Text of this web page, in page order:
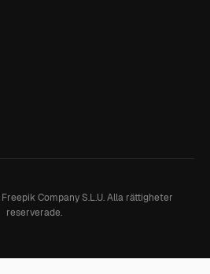
Freepik Company S.L.U.Alla rättigheter
reserverade.